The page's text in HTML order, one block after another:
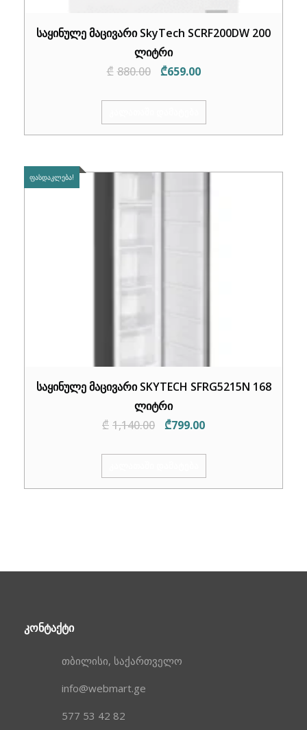
საყინულე მაცივარი SkyTech SCRF200DW 200
ლიტრი
₾ 880.00
Original
₾880.00.
₾659.00Current
₾659.00.
ᲤᲐᲡᲓᲐᲙᲚᲔᲑᲐ!
საყინულე მაცივარი SKYTECH SFRG5215N 168
ლიტრი
₾ 1,140.00
Original
₾1,140.00.
₾799.00Current
₾799.00.
ᲙᲝᲜᲢᲐᲥᲢᲘ
თბილისი, საქართველო
info@webmart.ge
577 53 42 82